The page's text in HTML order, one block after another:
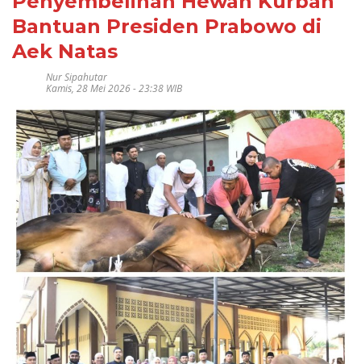
Bantuan Presiden Prabowo di
Aek Natas
Nur Sipahutar
Kamis, 28 Mei 2026 - 23:38 WIB